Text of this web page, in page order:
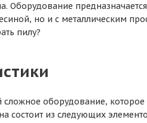
Оборудование
но и с металлическим
пилу?
сложное оборудование,
состоит из следующих